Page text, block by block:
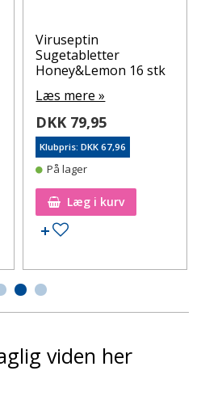
Viruseptin
Sugetabletter
Honey&Lemon 16 stk
Læs mere »
DKK 79,95
Klubpris: DKK 67,96
På lager
Læg i kurv
Tilføj til ønskeseddel
viden her